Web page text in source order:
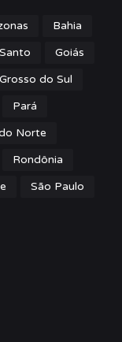
Bahia
Goiás
do Sul
Pará
Norte
Rondônia
São Paulo